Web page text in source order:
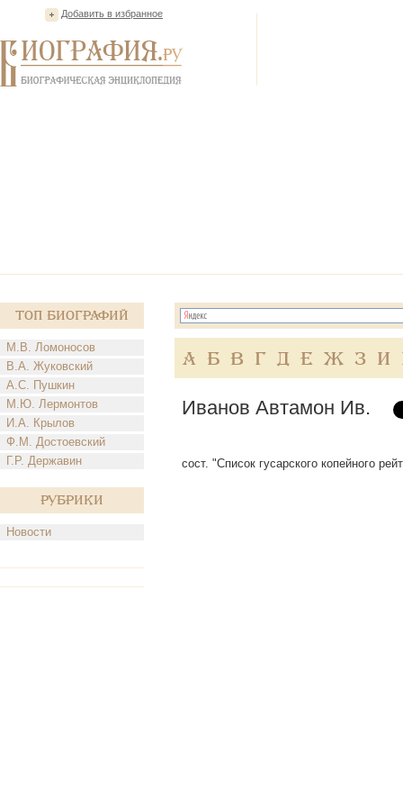
Добавить в избранное
Топ Биографий
М.В. Ломоносов
В.А. Жуковский
А.С. Пушкин
М.Ю. Лермонтов
И.А. Крылов
Ф.М. Достоевский
Г.Р. Державин
Рубрики
Новости
А Б В Г Д Е Ж З И
Иванов Автамон Ив.
сост. "Список гусарского копейного